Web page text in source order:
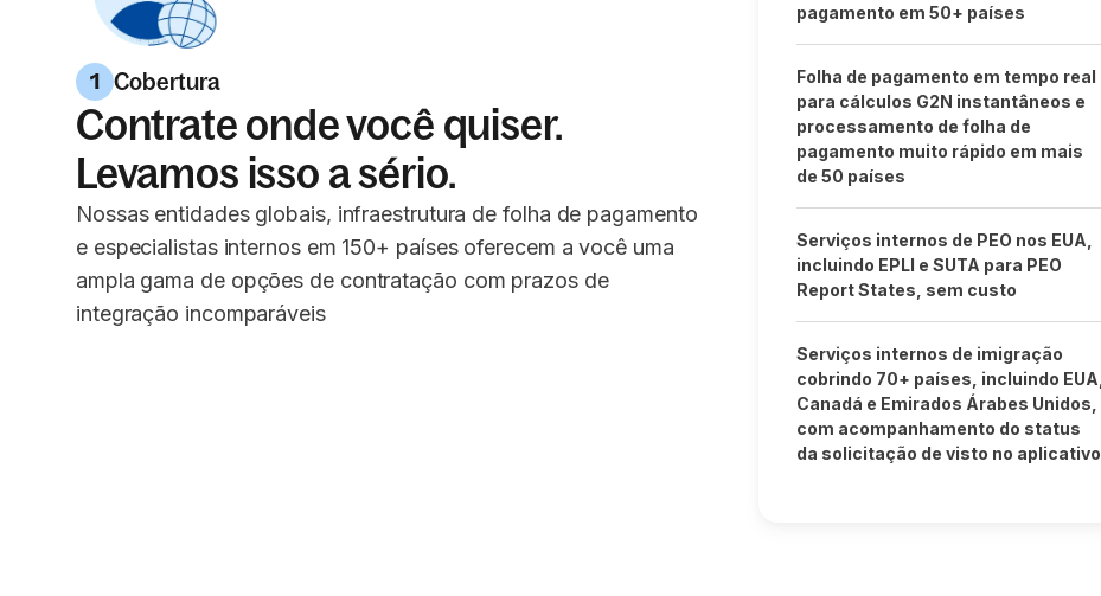
1 Cobertura
Contrate onde você quiser.
Levamos isso a sério.
Nossas entidades globais, infraestrutura de folha de pagamento
e especialistas internos em 150+ países oferecem a você uma
ampla gama de opções de contratação com prazos de
integração incomparáveis
pagamento em 50+ países
Folha de pagamento em tempo real
para cálculos G2N instantâneos e
processamento de folha de
pagamento muito rápido em mais
de 50 países
Serviços internos de PEO nos EUA,
incluindo EPLI e SUTA para PEO
Report States, sem custo
Serviços internos de imigração
cobrindo 70+ países, incluindo EUA,
Canadá e Emirados Árabes Unidos,
com acompanhamento do status
da solicitação de visto no aplicativo